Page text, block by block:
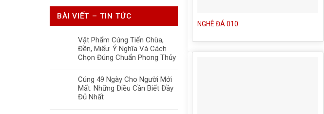
BÀI VIẾT – TIN TỨC
Vật Phẩm Cúng Tiến Chùa,
Đền, Miếu: Ý Nghĩa Và Cách
Chọn Đúng Chuẩn Phong Thủy
Cúng 49 Ngày Cho Người Mới
Mất: Những Điều Cần Biết Đầy
Đủ Nhất
NGHÊ ĐÁ 010